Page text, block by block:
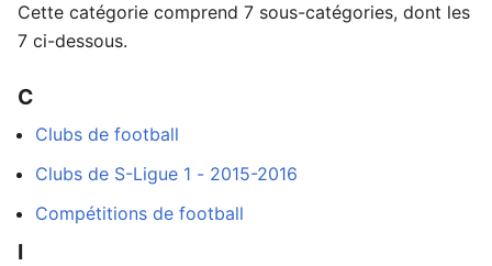
Cette catégorie comprend 7 sous-catégories, dont les
7 ci-dessous.
C
Clubs de football
Clubs de S-Ligue 1 - 2015-2016
Compétitions de football
I